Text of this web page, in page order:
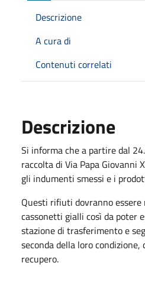
Descrizione
A cura di
Contenuti correlati
Descrizione
Si informa che a partire dal
raccolta di Via Papa Giovanni
gli indumenti smessi e i
Questi rifiuti dovranno essere
cassonetti gialli così da poter
stazione di trasferimento e
seconda della loro
recupero.